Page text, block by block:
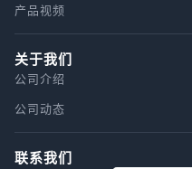
联系我们
产品视频
关于我们
公司介绍
公司动态